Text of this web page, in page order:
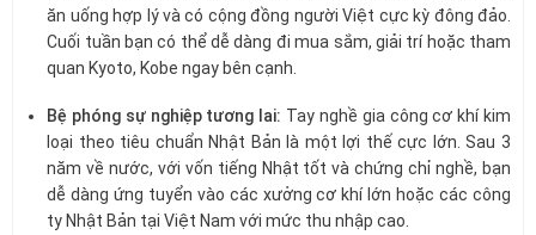
ăn uống hợp lý và có cộng đồng người Việt cực kỳ đông đảo.
Cuối tuần bạn có thể dễ dàng đi mua sắm, giải trí hoặc tham
quan Kyoto, Kobe ngay bên cạnh.
Bệ phóng sự nghiệp tương lai: Tay nghề gia công cơ khí kim
loại theo tiêu chuẩn Nhật Bản là một lợi thế cực lớn. Sau 3
năm về nước, với vốn tiếng Nhật tốt và chứng chỉ nghề, bạn
dễ dàng ứng tuyển vào các xưởng cơ khí lớn hoặc các công
ty Nhật Bản tại Việt Nam với mức thu nhập cao.